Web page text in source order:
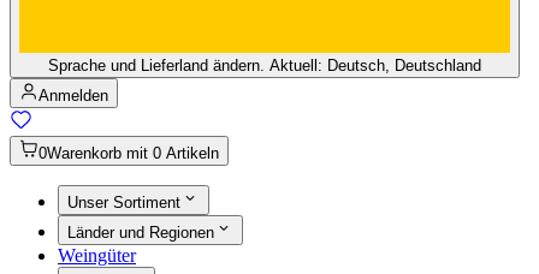
Sprache und Lieferland ändern. Aktuell: Deutsch, Deutschland
Anmelden
0Warenkorb mit 0 Artikeln
Unser Sortiment
Länder und Regionen
Weingüter